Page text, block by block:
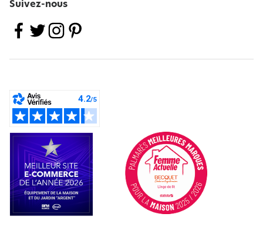
Suivez-nous